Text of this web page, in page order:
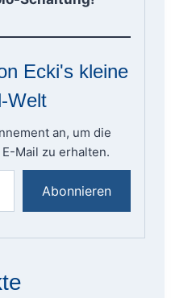
Ecki's kleine
Welt
an, um die
Mail zu erhalten.
Abonnieren